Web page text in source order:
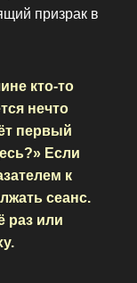
призрак в
кто-то
нечто
первый
Если
к
сеанс.
раз или